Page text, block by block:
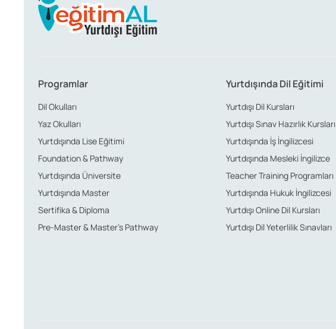
Programlar
Dil Okulları
Yaz Okulları
Yurtdışında Lise Eğitimi
Foundation & Pathway
Yurtdışında Üniversite
Yurtdışında Master
Sertifika & Diploma
Pre-Master & Master’s Pathway
Yurtdışında Dil Eğitimi
Yurtdışı Dil Kursları
Yurtdışı Sınav Hazırlık Kursları
Yurtdışında İş İngilizcesi
Yurtdışında Mesleki İngilizce
Teacher Training Programları
Yurtdışında Hukuk İngilizcesi
Yurtdışı Online Dil Kursları
Yurtdışı Dil Yeterlilik Sınavları